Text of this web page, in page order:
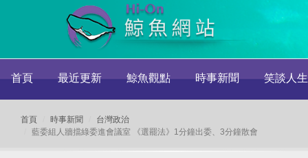
首頁 最近更新 鯨魚觀點 時事新聞 笑談人生
首頁 時事新聞
台灣政治
藍委組人牆擋綠委進會議室 《選罷法》1分鐘出委、3分鐘散會